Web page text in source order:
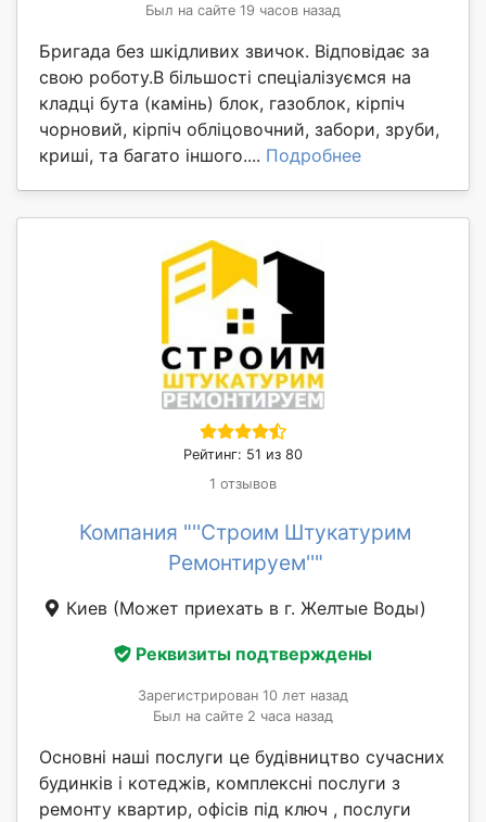
Был на сайте 19 часов назад
Бригада без шкідливих звичок. Відповідає за
свою роботу.В більшості спеціалізуємся на
кладці бута (камінь) блок, газоблок, кірпіч
чорновий, кірпіч обліцовочний, забори, зруби,
криші, та багато іншого.... Подробнее
Рейтинг: 51 из 80
1 отзывов
Компания "''Строим Штукатурим
Ремонтируем''"
Киев (Может приехать в г. Желтые Воды)
Реквизиты подтверждены
Зарегистрирован 10 лет назад
Был на сайте 2 часа назад
Основні наші послуги це будівництво сучасних
будинків і котеджів, комплексні послуги з
ремонту квартир, офісів під ключ , послуги